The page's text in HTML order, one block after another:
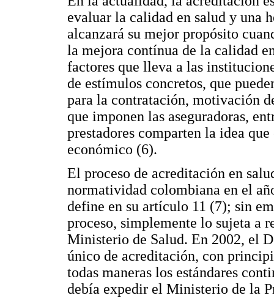
evaluar la calidad en salud y una
alcanzará su mejor propósito
la mejora contínua de la calidad
factores que lleva a las
de estímulos concretos, que
para la contratación, motivación
que imponen las aseguradoras,
prestadores comparten la idea
económico (6).
El proceso de acreditación en
normatividad colombiana en el
define en su artículo 11 (7); sin
proceso, simplemente lo sujeta a
Ministerio de Salud. En 2002, el
único de acreditación, con
todas maneras los estándares
debía expedir el Ministerio de la